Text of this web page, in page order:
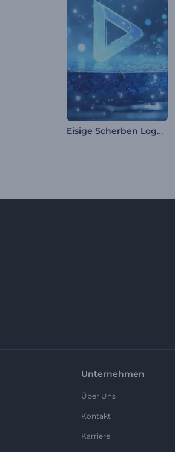
Eisige Scherben Logo Reveal
Unternehmen
Über Uns
Kontakt
Karriere